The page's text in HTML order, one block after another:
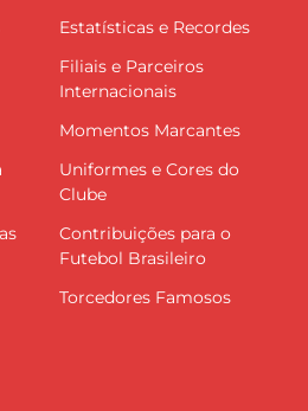
Estatísticas e Recordes
Filiais e Parceiros
Internacionais
Momentos Marcantes
Uniformes e Cores do
Clube
Contribuições para o
Futebol Brasileiro
Torcedores Famosos